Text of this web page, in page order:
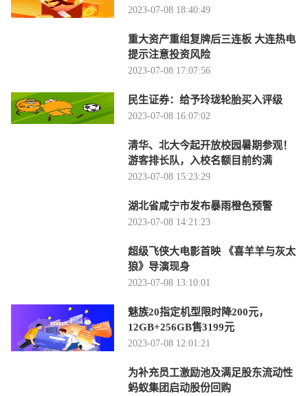
2023-07-08 18:40:49
重大资产重组复牌后三连板 大连热电
提示注意投资风险
2023-07-08 17:07:56
民生证券：给予玲珑轮胎买入评级
2023-07-08 16:07:02
清华、北大今起开放校园暑期参观！
游客排长队，入校名额目前约满
2023-07-08 15:23:29
湖北省咸宁市发布暴雨橙色预警
2023-07-08 14:21:23
超级飞侠大电影首映 《喜羊羊与灰太
狼》导演现身
2023-07-08 13:10:01
魅族20指定机型限时降200元，
12GB+256GB售3199元
2023-07-08 12:01:21
为补充员工激励池及满足股东流动性
蚂蚁集团启动股份回购